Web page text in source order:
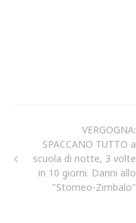
VERGOGNA:
SPACCANO TUTTO a
scuola di notte, 3 volte
in 10 giorni. Danni allo
"Stomeo-Zimbalo"